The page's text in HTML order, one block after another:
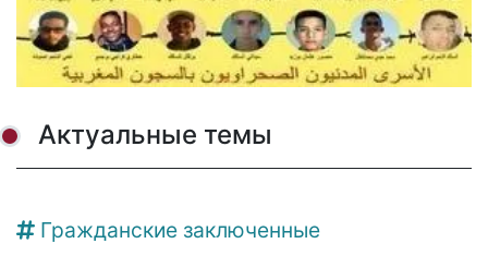
Актуальные темы
Гражданские заключенные